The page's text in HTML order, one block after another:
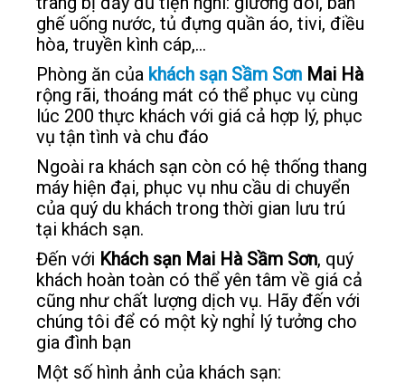
ghế uống nước, tủ đựng quần áo, tivi, điều
hòa, truyền kình cáp,…
Phòng ăn của khách sạn Sầm Sơn Mai Hà
rộng rãi, thoáng mát có thể phục vụ cùng
lúc 200 thực khách với giá cả hợp lý, phục
vụ tận tình và chu đáo
Ngoài ra khách sạn còn có hệ thống thang
máy hiện đại, phục vụ nhu cầu di chuyển
của quý du khách trong thời gian lưu trú
tại khách sạn.
Đến với Khách sạn Mai Hà Sầm Sơn, quý
khách hoàn toàn có thể yên tâm về giá cả
cũng như chất lượng dịch vụ. Hãy đến với
chúng tôi để có một kỳ nghỉ lý tưởng cho
gia đình bạn
Một số hình ảnh của khách sạn: